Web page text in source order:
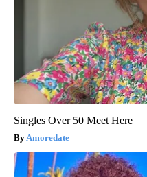
Singles Over 50 Meet Here
Amoredate